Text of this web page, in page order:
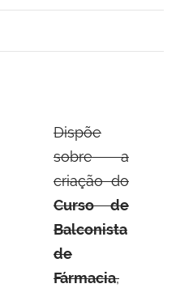
Dispõe
sobre a
criação do
Curso de
Balconista
de
Fármacia,